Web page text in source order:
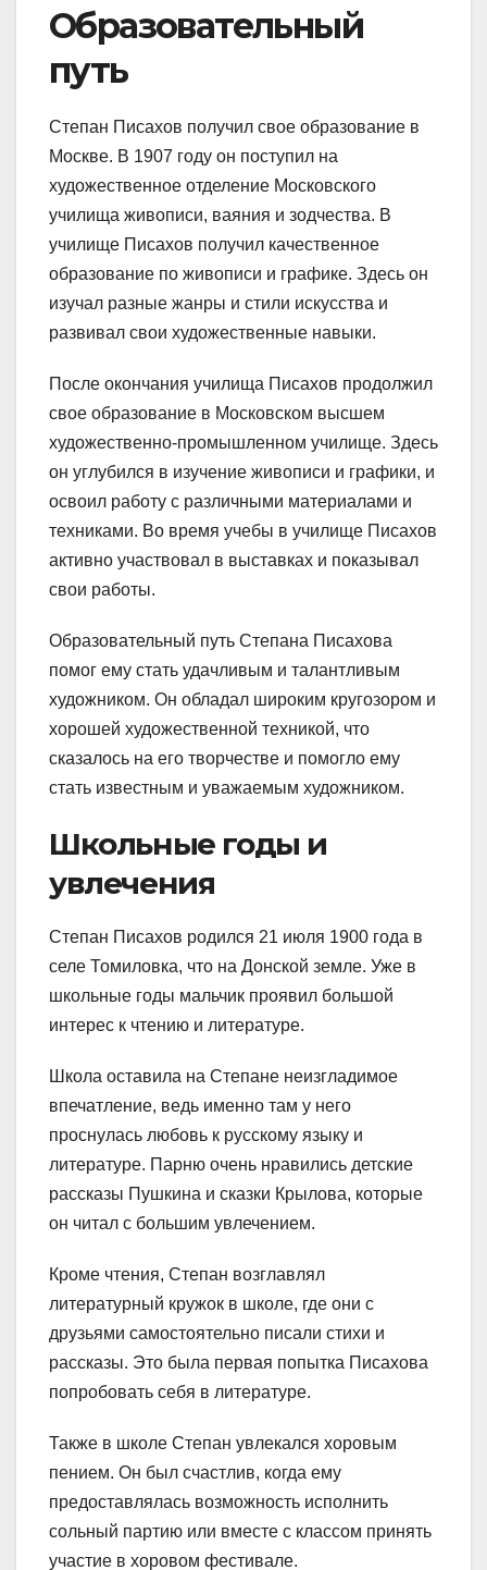
Образовательный
путь
Степан Писахов получил свое образование в
Москве. В 1907 году он поступил на
художественное отделение Московского
училища живописи, ваяния и зодчества. В
училище Писахов получил качественное
образование по живописи и графике. Здесь он
изучал разные жанры и стили искусства и
развивал свои художественные навыки.
После окончания училища Писахов продолжил
свое образование в Московском высшем
художественно-промышленном училище. Здесь
он углубился в изучение живописи и графики, и
освоил работу с различными материалами и
техниками. Во время учебы в училище Писахов
активно участвовал в выставках и показывал
свои работы.
Образовательный путь Степана Писахова
помог ему стать удачливым и талантливым
художником. Он обладал широким кругозором и
хорошей художественной техникой, что
сказалось на его творчестве и помогло ему
стать известным и уважаемым художником.
Школьные годы и
увлечения
Степан Писахов родился 21 июля 1900 года в
селе Томиловка, что на Донской земле. Уже в
школьные годы мальчик проявил большой
интерес к чтению и литературе.
Школа оставила на Степане неизгладимое
впечатление, ведь именно там у него
проснулась любовь к русскому языку и
литературе. Парню очень нравились детские
рассказы Пушкина и сказки Крылова, которые
он читал с большим увлечением.
Кроме чтения, Степан возглавлял
литературный кружок в школе, где они с
друзьями самостоятельно писали стихи и
рассказы. Это была первая попытка Писахова
попробовать себя в литературе.
Также в школе Степан увлекался хоровым
пением. Он был счастлив, когда ему
предоставлялась возможность исполнить
сольный партию или вместе с классом принять
участие в хоровом фестивале.